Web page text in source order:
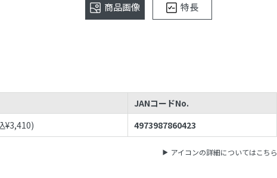
商品画像 特長
JANコードNo.
¥3,410) 4973987860423
アイコンの詳細についてはこちら